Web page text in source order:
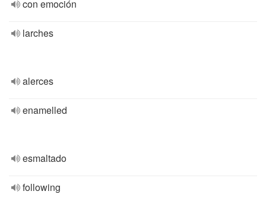
con emoción
larches
alerces
enamelled
esmaltado
following